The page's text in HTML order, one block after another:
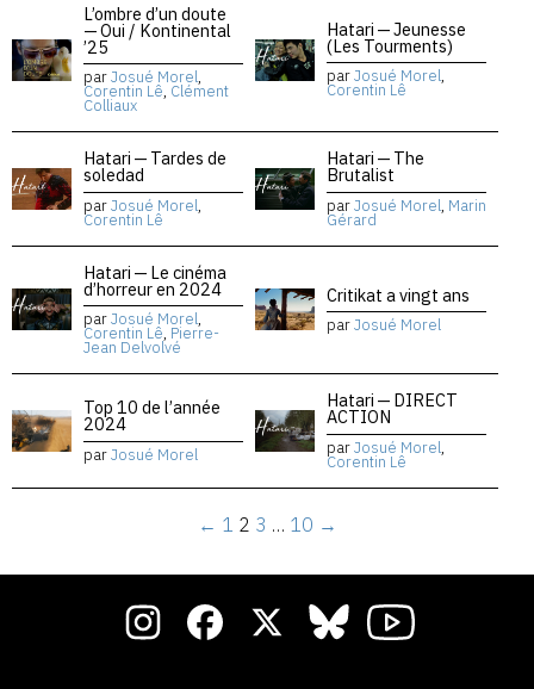
L’ombre d’un doute
— Oui / Kontinental
’25
parJosué Morel,
Corentin Lê, Clément
Colliaux
Hatari — Jeunesse
(Les Tourments)
parJosué Morel,
Corentin Lê
Hatari — Tardes de
soledad
parJosué Morel,
Corentin Lê
Hatari — The
Brutalist
parJosué Morel, Marin
Gérard
Hatari — Le cinéma
d’horreur en 2024
parJosué Morel,
Corentin Lê, Pierre-
Jean Delvolvé
Critikat a vingt ans
parJosué Morel
Top 10 de l’année
2024
parJosué Morel
Hatari — DIRECT
ACTION
parJosué Morel,
Corentin Lê
← 1 2 3 … 10 →